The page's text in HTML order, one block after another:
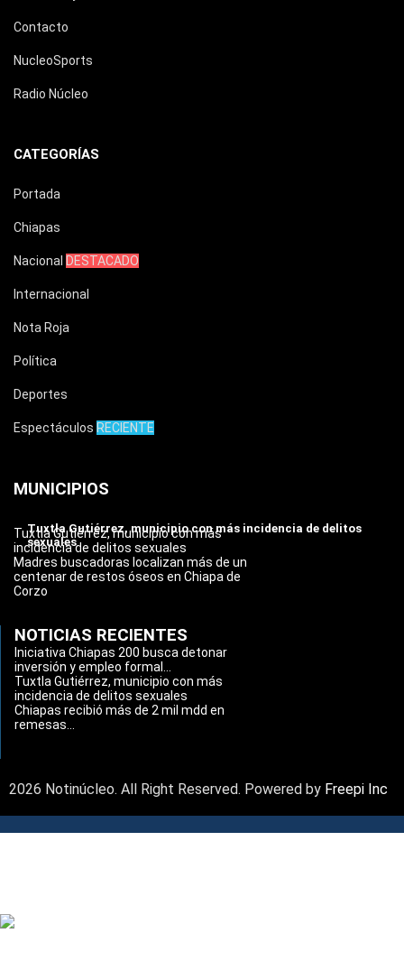
Contacto
NucleoSports
Radio Núcleo
CATEGORÍAS
Portada
Chiapas
Nacional DESTACADO
Internacional
Nota Roja
Política
Deportes
Espectáculos RECIENTE
MUNICIPIOS
Tuxtla Gutiérrez, municipio con más incidencia de delitos
sexuales
Tuxtla Gutiérrez, municipio con más
incidencia de delitos sexuales
Madres buscadoras localizan más de un
centenar de restos óseos en Chiapa de
Corzo
NOTICIAS RECIENTES
Iniciativa Chiapas 200 busca detonar
inversión y empleo formal...
Tuxtla Gutiérrez, municipio con más
incidencia de delitos sexuales
Chiapas recibió más de 2 mil mdd en
remesas...
2026 Notinúcleo. All Right Reserved. Powered by Freepi Inc